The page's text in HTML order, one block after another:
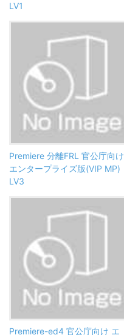
LV1
Premiere 分離FRL 官公庁向け
エンタープライズ版(VIP MP)
LV3
Premiere-ed4 官公庁向け エ